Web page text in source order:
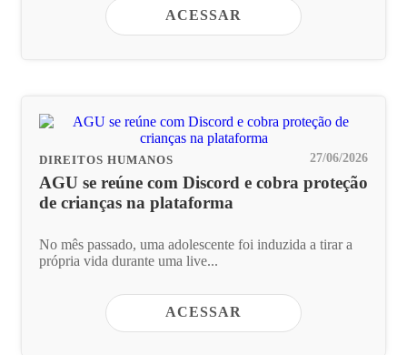
ACESSAR
DIREITOS HUMANOS 27/06/2026
AGU se reúne com Discord e cobra proteção
de crianças na plataforma
No mês passado, uma adolescente foi induzida a tirar a
própria vida durante uma live...
ACESSAR